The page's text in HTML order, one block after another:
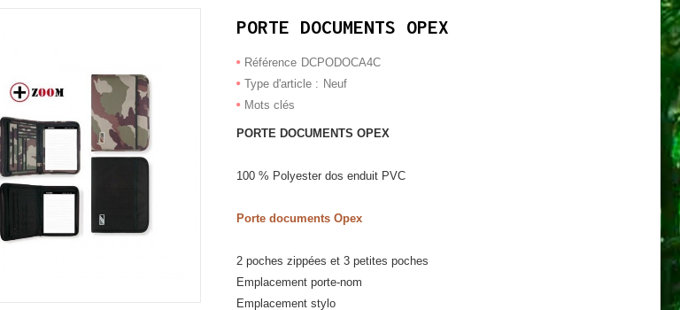
PORTE DOCUMENTS OPEX
Référence DCPODOCA4C
Type d'article : Neuf
Mots clés
PORTE DOCUMENTS OPEX
100 % Polyester dos enduit PVC
Porte documents Opex
2 poches zippées et 3 petites poches
Emplacement porte-nom
Emplacement stylo